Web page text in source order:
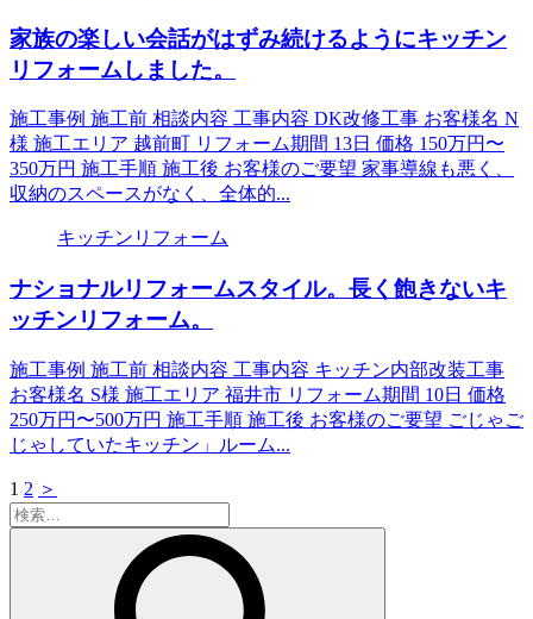
家族の楽しい会話がはずみ続けるようにキッチン
リフォームしました。
施工事例 施工前 相談内容 工事内容 DK改修工事 お客様名 N
様 施工エリア 越前町 リフォーム期間 13日 価格 150万円〜
350万円 施工手順 施工後 お客様のご要望 家事導線も悪く、
収納のスペースがなく、全体的...
キッチンリフォーム
ナショナルリフォームスタイル。長く飽きないキ
ッチンリフォーム。
施工事例 施工前 相談内容 工事内容 キッチン内部改装工事
お客様名 S様 施工エリア 福井市 リフォーム期間 10日 価格
250万円〜500万円 施工手順 施工後 お客様のご要望 ごじゃご
じゃしていたキッチン」ルーム...
1 2 ＞
検
索: